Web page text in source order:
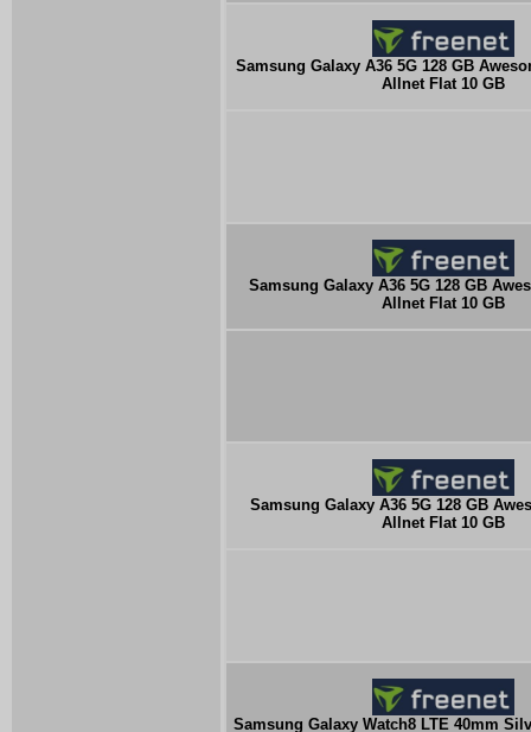
Samsung Galaxy A36 5G 128 GB
Allnet Flat 10 GB
Samsung Galaxy A36 5G 128 GB
Allnet Flat 10 GB
Samsung Galaxy A36 5G 128 GB
Allnet Flat 10 GB
Samsung Galaxy Watch8 LTE 40mm